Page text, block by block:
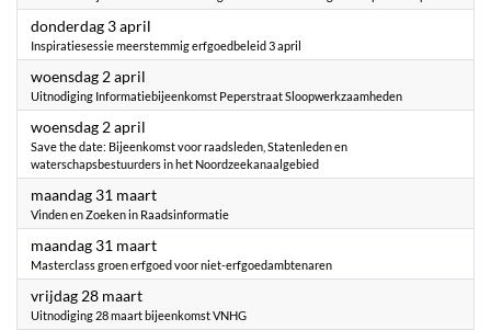
donderdag 3 april
Inspiratiesessie meerstemmig erfgoedbeleid 3 april
woensdag 2 april
Uitnodiging Informatiebijeenkomst Peperstraat Sloopwerkzaamheden
woensdag 2 april
Save the date: Bijeenkomst voor raadsleden, Statenleden en
waterschapsbestuurders in het Noordzeekanaalgebied
maandag 31 maart2025
Vinden en Zoeken in Raadsinformatie
maandag 31 maart2025
Masterclass groen erfgoed voor niet-erfgoedambtenaren
vrijdag 28 maart2025
Uitnodiging 28 maart bijeenkomst VNHG